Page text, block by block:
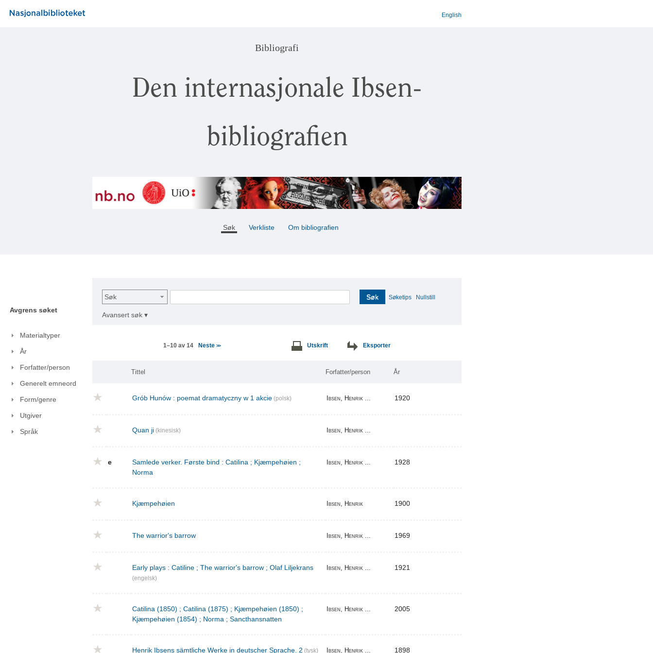
English
Bibliografi
Den internasjonale Ibsen-
bibliografien
Søk Verkliste Om bibliografien
Avgrens søket
Materialtyper
År
Forfatter/person
Generelt emneord
Form/genre
Utgiver
Språk
Søk Søk Søketips Nullstill
Avansert søk ▾
1–10 av 14 Neste>> Utskrift Eksporter
Tittel Forfatter/person År
Grób Hunów : poemat dramatyczny w 1 akcie (polsk) Ibsen, Henrik ... 1920
Quan ji (kinesisk) Ibsen, Henrik ...
e
Samlede verker. Første bind : Catilina ; Kjæmpehøien ;
Norma
Ibsen, Henrik ... 1928
Kjæmpehøien Ibsen, Henrik 1900
The warrior's barrow Ibsen, Henrik ... 1969
Early plays : Catiline ; The warrior's barrow ; Olaf Liljekrans
(engelsk)
Ibsen, Henrik ... 1921
Catilina (1850) ; Catilina (1875) ; Kjæmpehøien (1850) ;
Kjæmpehøien (1854) ; Norma ; Sancthansnatten
Ibsen, Henrik ... 2005
Henrik Ibsens sämtliche Werke in deutscher Sprache. 2 (tysk) Ibsen, Henrik ... 1898